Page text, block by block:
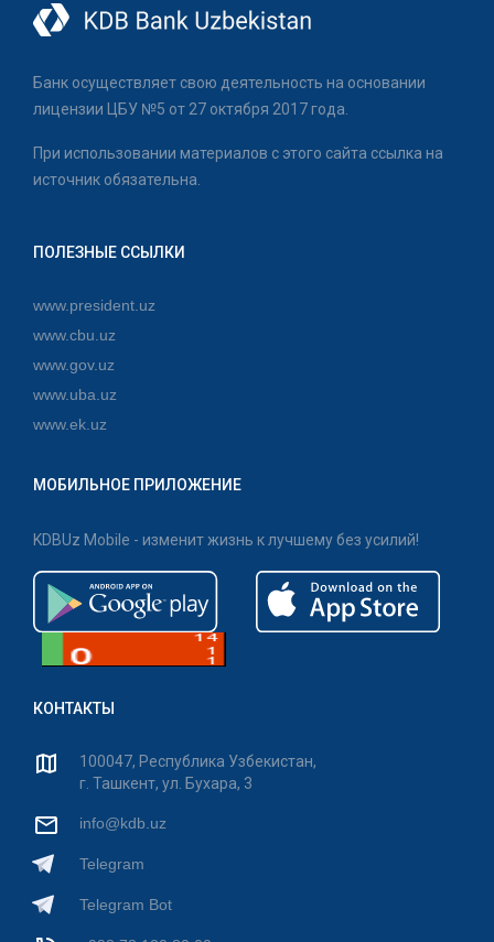
Банк осуществляет свою деятельность на основании
лицензии ЦБУ №5 от 27 октября 2017 года.
При использовании материалов с этого сайта ссылка на
источник обязательна.
ПОЛЕЗНЫЕ ССЫЛКИ
www.president.uz
www.cbu.uz
www.gov.uz
www.uba.uz
www.ek.uz
МОБИЛЬНОЕ ПРИЛОЖЕНИЕ
KDBUz Mobile - изменит жизнь к лучшему без усилий!
КОНТАКТЫ
100047, Республика Узбекистан,
г. Ташкент, ул. Бухара, 3
info@kdb.uz
Telegram
Telegram Bot